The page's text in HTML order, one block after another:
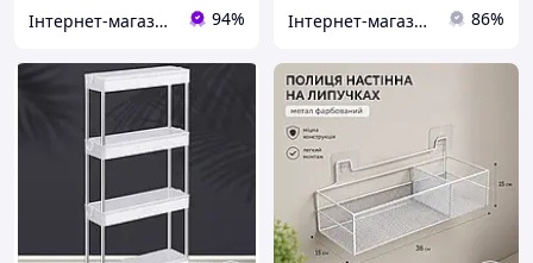
Інтернет-магазин Bigs 94% Інтернет-магазин "House Texnika" 86%